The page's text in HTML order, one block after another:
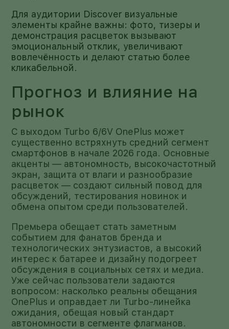
Для аудитории Discover визуальные
элементы крайне важны: фото, тизеры и
демонстрация расцветок вызывают
эмоциональный отклик, увеличивают
вовлечённость и делают статью более
кликабельной.
Прогноз и влияние на
рынок
С выходом Turbo 6/6V OnePlus может
существенно встряхнуть средний сегмент
смартфонов в начале 2026 года. Основные
акценты — автономность, высокочастотный
экран, защита от влаги и разнообразие
расцветок — создают сильный повод для
обсуждений, тестирования новинок и
обмена опытом среди пользователей.
Премьера обещает стать заметным
событием для фанатов бренда и
технологических энтузиастов, а высокий
интерес к батарее и дизайну подогреет
обсуждения в социальных сетях и медиа.
Уже сейчас пользователи задаются
вопросом: насколько реальны обещания
OnePlus и оправдает ли Turbo-линейка
ожидания, обещая новый стандарт
автономности в сегменте флагманов.